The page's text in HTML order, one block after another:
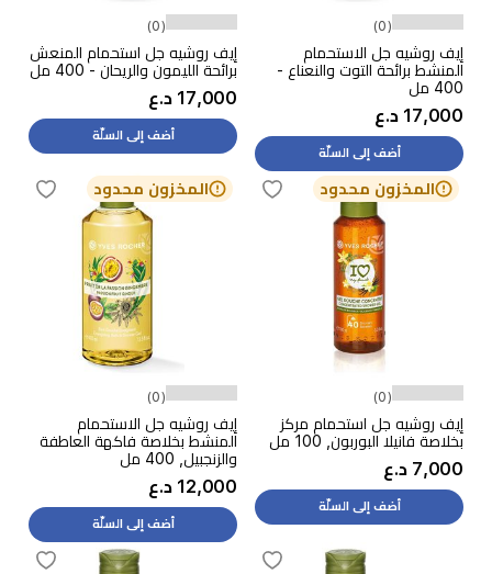
(0)
إيف روشيه جل الاستحمام
المنشط برائحة التوت والنعناع -
400 مل
17,000 د.ع
أضف إلى السلّة
(0)
إيف روشيه جل استحمام المنعش
برائحة الليمون والريحان - 400 مل
17,000 د.ع
أضف إلى السلّة
المخزون محدود
(0)
إيف روشيه جل استحمام مركز
بخلاصة فانيلا البوربون, 100 مل
7,000 د.ع
أضف إلى السلّة
المخزون محدود
(0)
إيف روشيه جل الاستحمام
المنشط بخلاصة فاكهة العاطفة
والزنجبيل, 400 مل
12,000 د.ع
أضف إلى السلّة